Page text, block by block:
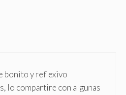
bonito y reflexivo
lo compartire con algunas